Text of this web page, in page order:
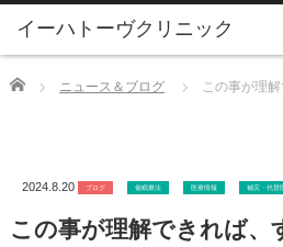
Home ニュース＆ブログ この事が理
2024.8.20 ブログ 催眠療法 医療情報 補完・代替
この事が理解できれば、